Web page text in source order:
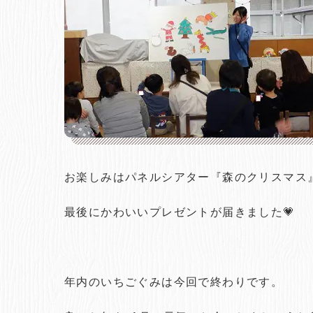
お楽しみはパネルシアター『森のクリスマス
最後にかわいいプレゼントが届きました💗
年内のいちごぐみは今回で終わりです。